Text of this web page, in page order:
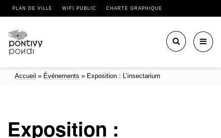
PLAN DE VILLE WIFI PUBLIC CHARTE GRAPHIQUE
Accueil » Événements » Exposition : L’insectarium
Exposition :